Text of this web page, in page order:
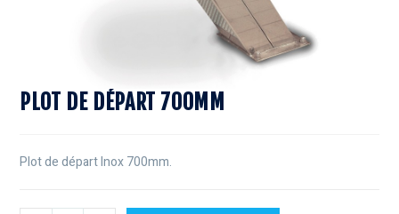
PLOT DE DÉPART 700MM
Plot de départ Inox 700mm.